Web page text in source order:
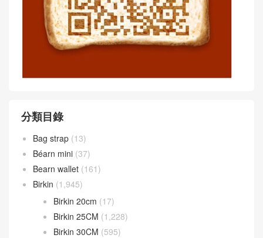
分類目錄
Bag strap (13)
Béarn mini (37)
Bearn wallet (161)
Birkin (1,945)
Birkin 20cm (17)
Birkin 25CM (1,228)
Birkin 30CM (595)